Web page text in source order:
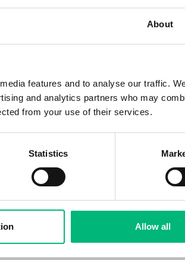
About
features and to analyse our traffic.
and analytics partners who may
from your use of their services.
Statistics
Allow all
Bjuv
Wikan